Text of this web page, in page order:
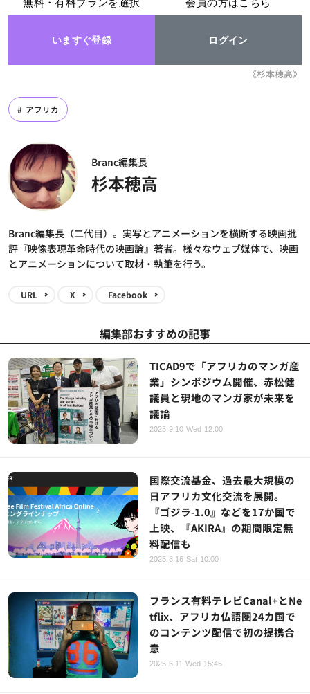
いますぐ登録 ログイン
《杉本穂高》
アフリカ
Branc編集長
杉本穂高
Branc編集長（二代目）。実写とアニメーションを横断する映画批
評『映像表現革命時代の映画論』著者。様々なウェブ媒体で、映画
とアニメーションについて取材・執筆を行う。
URL X Facebook
編集部おすすめの記事
TICAD9で「アフリカのマンガ産
業」シンポジウム開催、赤松健
議員と現地のマンガ家が未来を
議論
2025.9.10 Wed 12:00
国際交流基金、過去最大規模の
日アフリカ文化交流を展開。
『ゴジラ-1.0』などを17か国で
上映、『AKIRA』の期間限定無
料配信も
2025.8.16 Sat 10:00
フランス有料テレビCanal+とNe
tflix、アフリカ仏語圏24カ国で
のコンテンツ配信で初の提携合
意
2025.6.11 Wed 15:45